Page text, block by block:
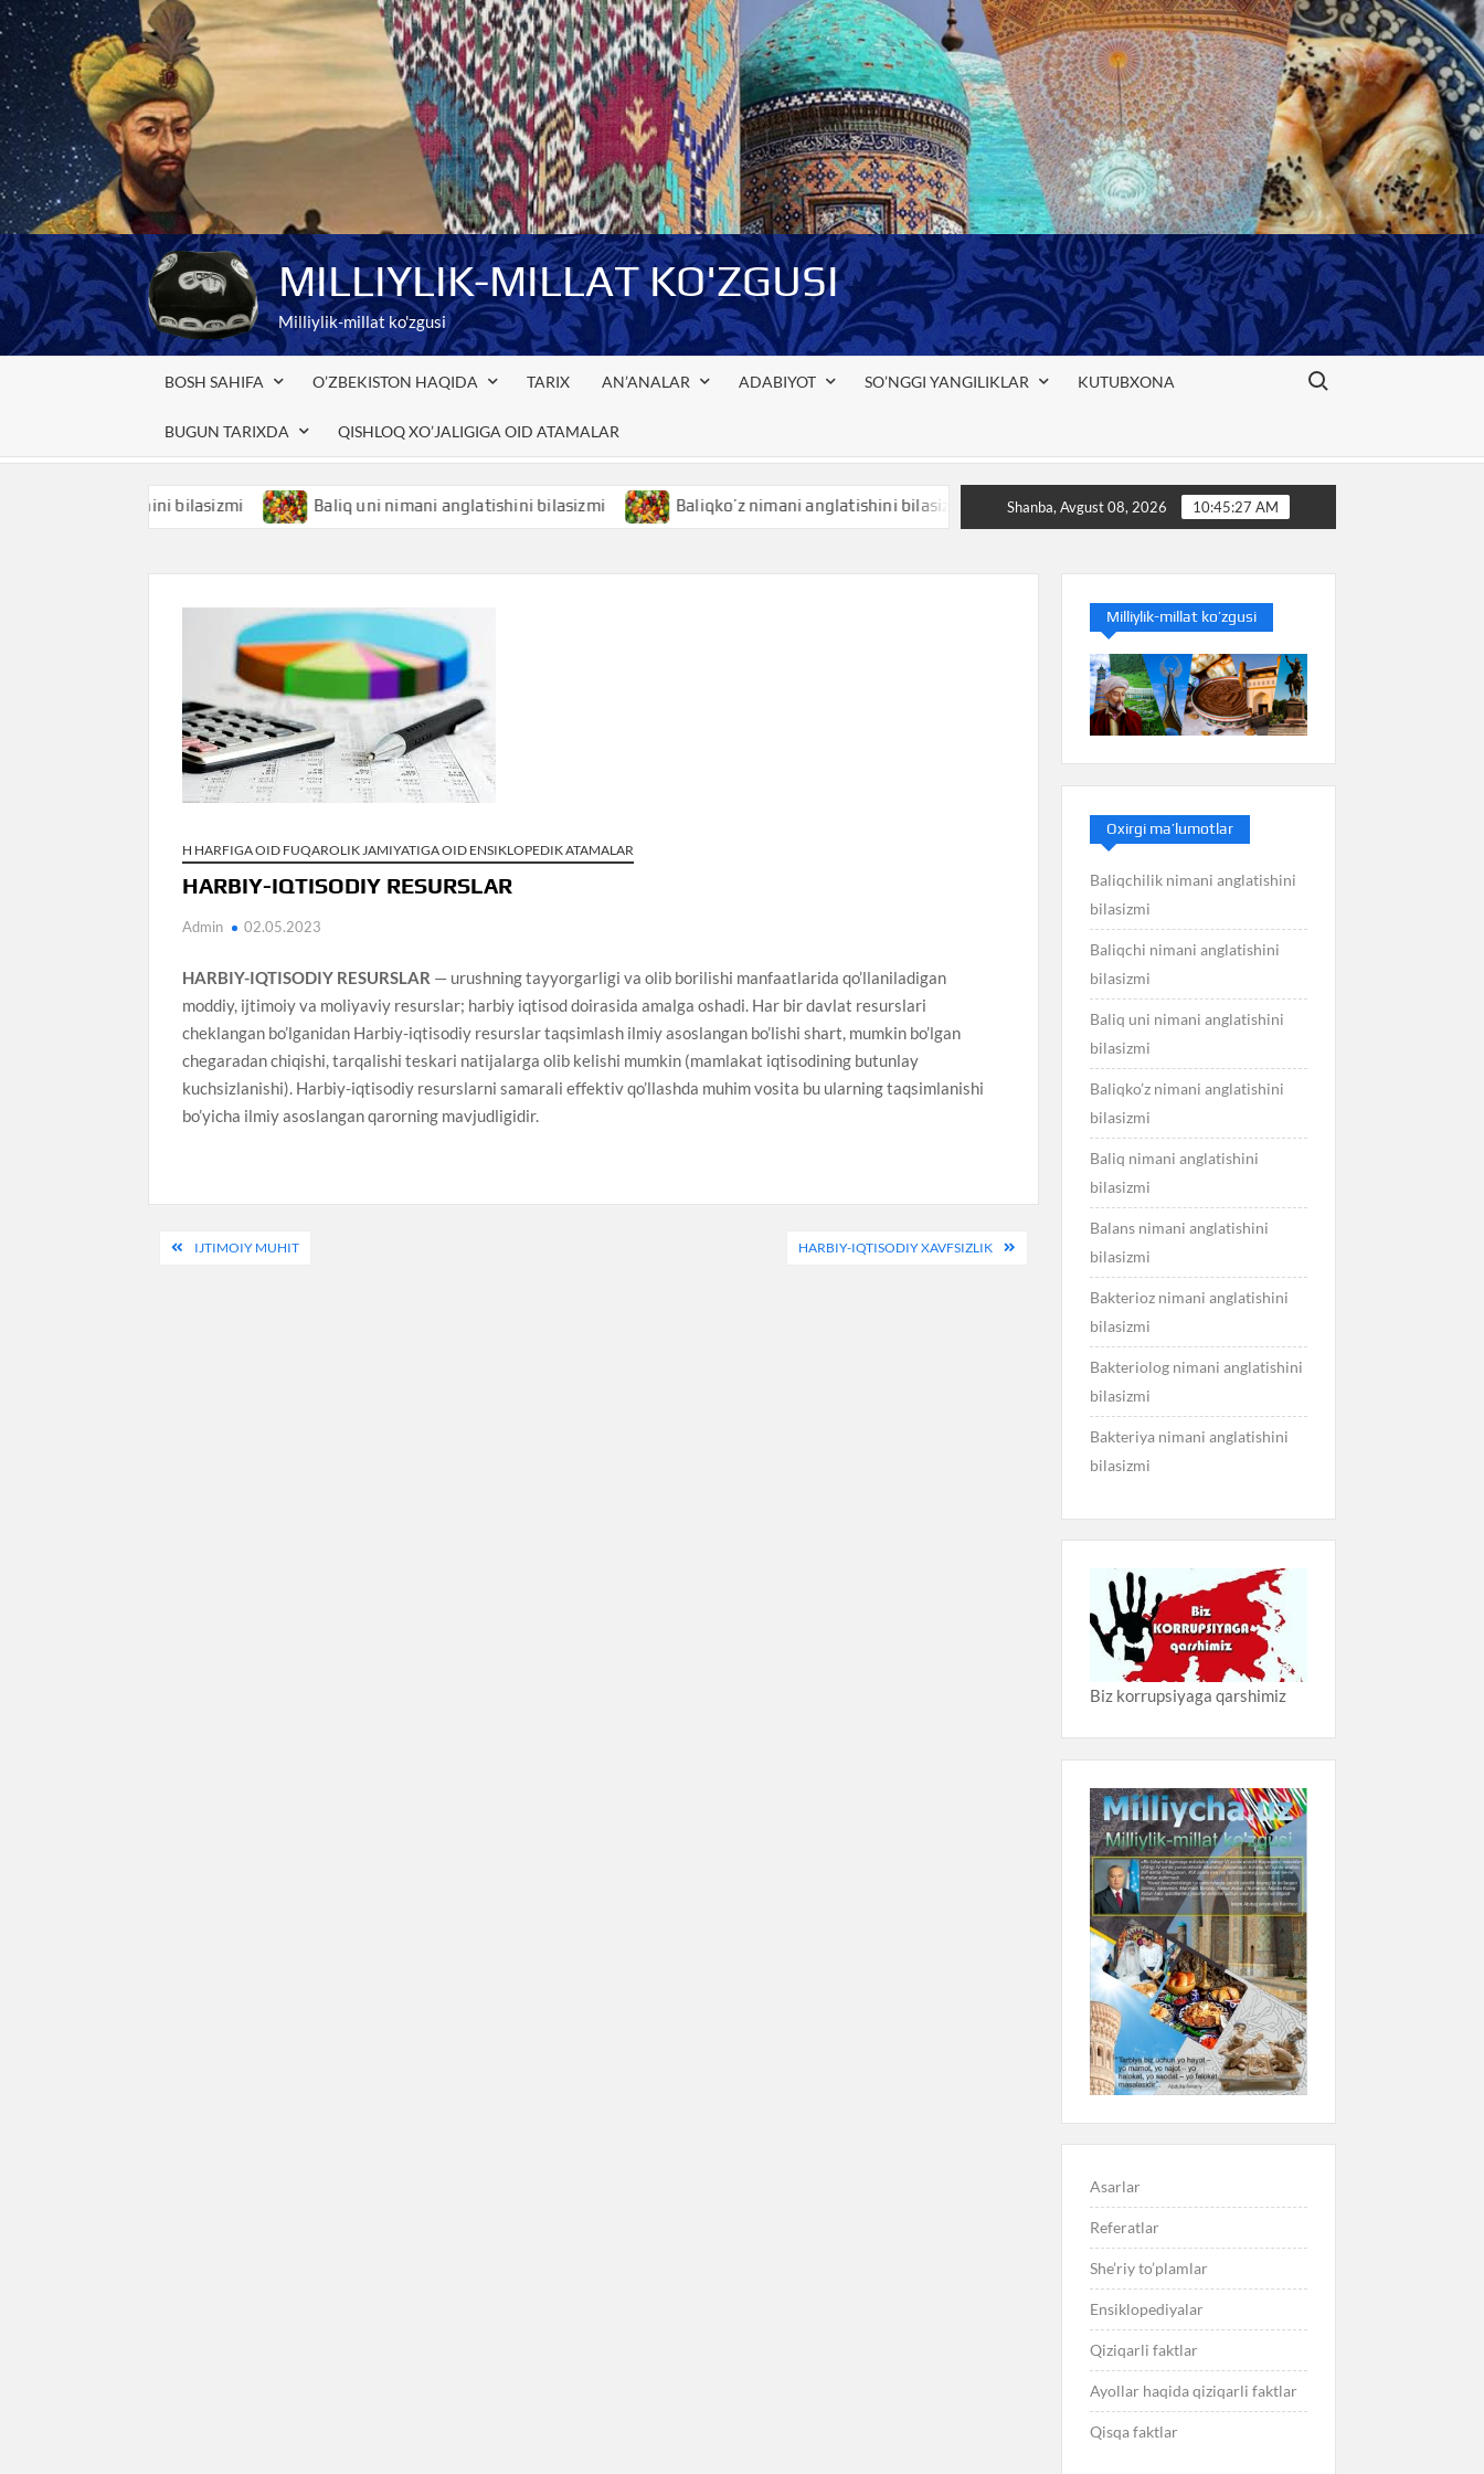
Skip
to
content
MILLIYLIK-MILLAT KO'ZGUSI
Milliylik-millat ko'zgusi
BOSH SAHIFA O’ZBEKISTON HAQIDA TARIX AN’ANALAR ADABIYOT SO’NGGI YANGILIKLAR KUTUBXONA
BUGUN TARIXDA QISHLOQ XO’JALIGIGA OID ATAMALAR
Search for:
anglatishini bilasizmi Baliq uni nimani anglatishini bilasizmi Baliqko’z nimani anglatishini bilasizmi Baliq nimani anglatishini bilasizmi
Shanba, Avgust 08, 2026 10:45:28 AM
H HARFIGA OID FUQAROLIK JAMIYATIGA OID ENSIKLOPEDIK ATAMALAR
HARBIY-IQTISODIY RESURSLAR
Admin 02.05.2023
HARBIY-IQTISODIY RESURSLAR — urushning tayyorgarligi va olib borilishi manfaatlarida qo’llaniladigan
moddiy, ijtimoiy va moliyaviy resurslar; harbiy iqtisod doirasida amalga oshadi. Har bir davlat resurslari
cheklangan bo’lganidan Harbiy-iqtisodiy resurslar taqsimlash ilmiy asoslangan bo’lishi shart, mumkin bo’lgan
chegaradan chiqishi, tarqalishi teskari natijalarga olib kelishi mumkin (mamlakat iqtisodining butunlay
kuchsizlanishi). Harbiy-iqtisodiy resurslarni samarali effektiv qo’llashda muhim vosita bu ularning taqsimlanishi
bo’yicha ilmiy asoslangan qarorning mavjudligidir.
PostIJTIMOIY MUHIT HARBIY-IQTISODIY XAVFSIZLIK
Milliylik-millat ko’zgusi
Oxirgi ma’lumotlar
Baliqchilik nimani anglatishini
bilasizmi
Baliqchi nimani anglatishini
bilasizmi
Baliq uni nimani anglatishini
bilasizmi
Baliqko’z nimani anglatishini
bilasizmi
Baliq nimani anglatishini
bilasizmi
Balans nimani anglatishini
bilasizmi
Bakterioz nimani anglatishini
bilasizmi
Bakteriolog nimani anglatishini
bilasizmi
Bakteriya nimani anglatishini
bilasizmi
Biz korrupsiyaga qarshimiz
Asarlar
Referatlar
She’riy to’plamlar
Ensiklopediyalar
Qiziqarli faktlar
Ayollar haqida qiziqarli faktlar
Qisqa faktlar